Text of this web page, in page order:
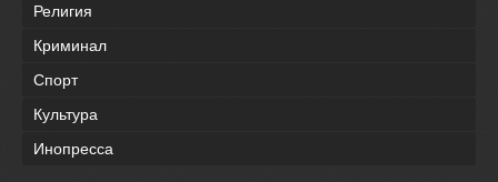
Религия
Криминал
Спорт
Культура
Инопресса